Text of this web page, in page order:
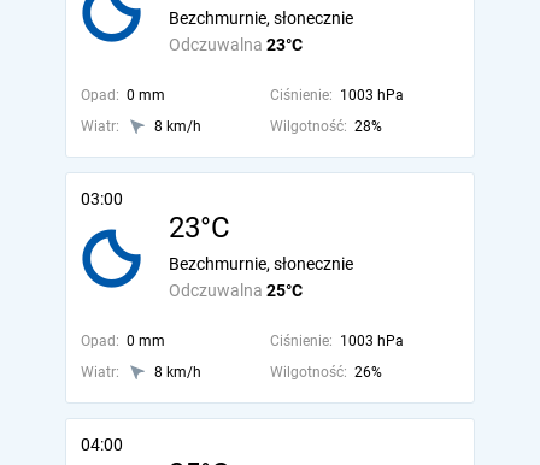
Odczuwalna 23°C
Bezchmurnie, słonecznie
Opad: 0 mm Ciśnienie: 1003 hPa
Wiatr:
8 km/h Wilgotność: 28%
03:00
23°C
Odczuwalna 25°C
Bezchmurnie, słonecznie
Opad: 0 mm Ciśnienie: 1003 hPa
Wiatr:
8 km/h Wilgotność: 26%
04:00